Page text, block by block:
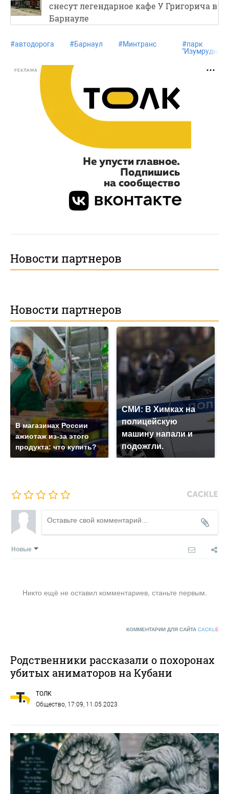
снесут легендарное кафе У Григорича в
Барнауле
#автодорога #Барнаул #Минтранс #парк
"Изумрудный"
РЕКЛАМА
Новости партнеров
Новости партнеров
В магазинах России
ажиотаж из-за этого
продукта: что купить?
СМИ: В Химках на
полицейскую
машину напали и
подожгли.
Новые
Никто ещё не оставил комментариев, станьте первым.
КОММЕНТАРИИ ДЛЯ САЙТА CACKL E
Родственники рассказали о похоронах
убитых аниматоров на Кубани
ТОЛК
Общество, 17:09, 11.05.2023